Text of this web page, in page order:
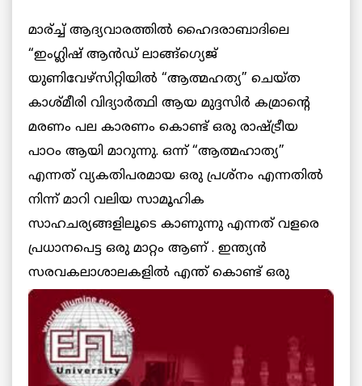
മാര്ച്ച് ആദ്യവാരത്തില്‍ ഹൈദരാബാദിലെ
“ഇംഗ്ലിഷ് ആന്‍ഡ് ലാങ്ങ്ഗ്യെജ്
യുണിവേഴ്സിറ്റിയില്‍ “ആത്മഹത്യ” ചെയ്ത
കാശ്മീരി വിദ്യാര്‍ത്ഥി ആയ മുദ്ദസിര്‍ കമ്രാന്റെ
മരണം പല കാരണം കൊണ്ട് ഒരു രാഷ്ട്രീയ
പാഠം ആയി മാറുന്നു. ഒന്ന് “ആത്മഹാത്യ”
എന്നത് വ്യകതിപരമായ ഒരു പ്രശ്നം എന്നതില്‍
നിന്ന് മാറി വലിയ സാമൂഹിക
സാഹചര്യങ്ങളിലൂടെ കാണുന്നു എന്നത് വളരെ
പ്രധാനപെട്ട ഒരു മാറ്റം ആണ് . ഇന്ത്യന്‍
സരവകലാശാലകളില്‍ എന്ത് കൊണ്ട് ഒരു